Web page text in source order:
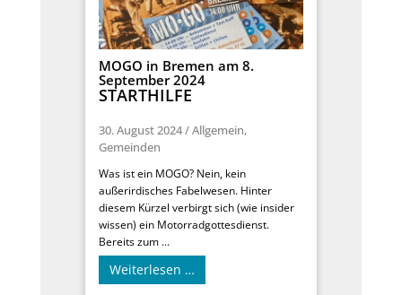
MOGO in Bremen am 8.
September 2024
STARTHILFE
30. August 2024/Allgemein,
Gemeinden
Was ist ein MOGO? Nein, kein
außerirdisches Fabelwesen. Hinter
diesem Kürzel verbirgt sich (wie insider
wissen) ein Motorradgottesdienst.
Bereits zum ...
Weiterlesen …